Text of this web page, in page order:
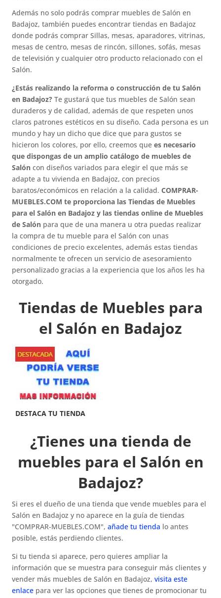
Además no solo podrás comprar muebles de Salón en
Badajoz, también puedes encontrar tiendas en Badajoz
donde podrás comprar Sillas, mesas, aparadores, vitrinas,
mesas de centro, mesas de rincón, sillones, sofás, mesas
de televisión y cualquier otro producto relacionado con el
Salón.
¿Estás realizando la reforma o construcción de tu Salón
en Badajoz? Te gustará que tus muebles de Salón sean
duraderos y de calidad, además de que respeten unos
claros patrones estéticos en su diseño. Cada persona es un
mundo y hay un dicho que dice que para gustos se
hicieron los colores, por ello, creemos quees necesario
que dispongas de un amplio catálogo de muebles de
Salóncon diseños variados para elegir el que más se
adapte a tu vivienda en Badajoz, con precios
baratos/económicos en relación a la calidad.COMPRAR-
MUEBLES.COM te proporciona las Tiendas de Muebles
para el Salón en Badajoz y las tiendas online de Muebles
de Salón para que de una manera u otra puedas realizar
la compra de tu mueble para el Salón con unas
condiciones de precio excelentes, además estas tiendas
normalmente te ofrecen un servicio de asesoramiento
personalizado gracias a la experiencia que los años les ha
otorgado.
Tiendas de Muebles para
el Salón en Badajoz
¿Tienes una tienda de
muebles para el Salón en
Badajoz?
Si eres el dueño de una tienda que vende muebles para el
Salón en Badajoz y no aparece en la guía de tiendas
"COMPRAR-MUEBLES.COM",añade tu tienda lo antes
posible, estás perdiendo clientes.
Si tu tienda si aparece, pero quieres ampliar la
información que se muestra para conseguir más clientes y
vender más muebles de Salón en Badajoz,visita este
enlace para ver las opciones que tienes de promocionar tu